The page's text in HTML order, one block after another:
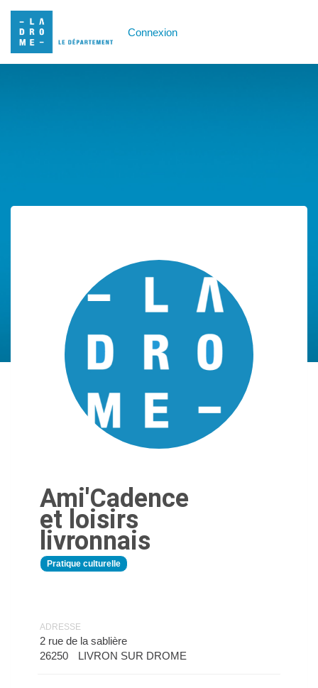
Connexion
Ami'Cadence
et loisirs
livronnais
Pratique culturelle
ADRESSE
2 rue de la sablière
26250
LIVRON SUR DROME